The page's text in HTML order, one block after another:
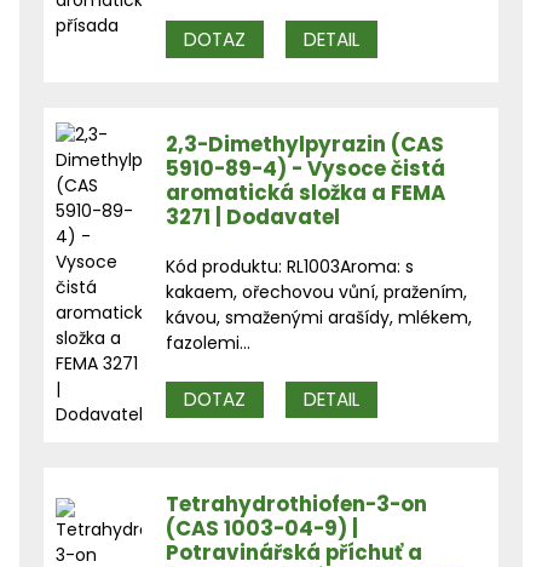
DOTAZ DETAIL
2,3-Dimethylpyrazin (CAS
5910-89-4) - Vysoce čistá
aromatická složka a FEMA
3271 | Dodavatel
Kód produktu: RL1003Aroma: s
kakaem, ořechovou vůní, pražením,
kávou, smaženými arašídy, mlékem,
fazolemi...
DOTAZ DETAIL
Tetrahydrothiofen-3-on
(CAS 1003-04-9) |
Potravinářská příchuť a